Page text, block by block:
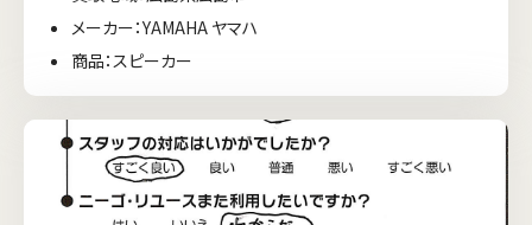
メーカー：YAMAHA ヤマハ
商品：スピーカー